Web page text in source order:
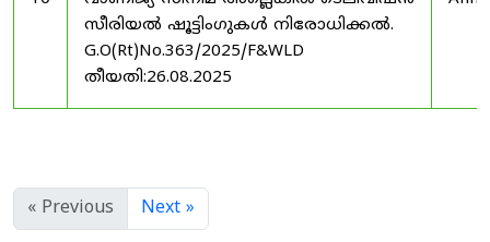
സീരിയൽ ഷൂട്ടിംഗുകൾ നിരോധിക്കൽ.
G.O(Rt)No.363/2025/F&WLD
തീയതി:26.08.2025
« Previous Next »